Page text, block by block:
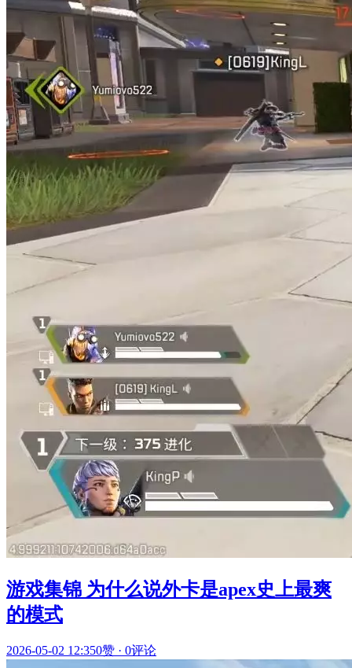
游戏集锦 为什么说外卡是apex史上最爽
的模式
2026-05-02 12:350赞 · 0评论